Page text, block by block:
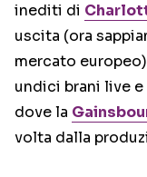
inediti di
uscita (ora
mercato
undici brani live
dove la
volta dalla